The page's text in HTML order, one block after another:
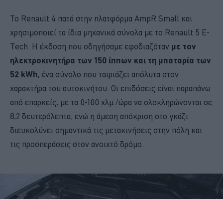
Το Renault 4 πατά στην πλατφόρμα AmpR Small και
χρησιμοποιεί τα ίδια μηχανικά σύνολα με το Renault 5 E-
Tech. Η έκδοση που οδηγήσαμε εφοδιαζόταν με τον
ηλεκτροκινητήρα των 150 ίππων και τη μπαταρία των
52 kWh, ένα σύνολο που ταιριάζει απόλυτα στον
χαρακτήρα του αυτοκινήτου. Οι επιδόσεις είναι παραπάνω
από επαρκείς, με τα 0-100 χλμ./ώρα να ολοκληρώνονται σε
8,2 δευτερόλεπτα, ενώ η άμεση απόκριση στο γκάζι
διευκολύνει σημαντικά τις μετακινήσεις στην πόλη και
τις προσπεράσεις στον ανοιχτό δρόμο.